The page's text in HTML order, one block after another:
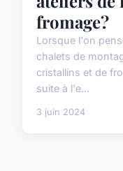
fromage?
Lorsque l'on
chalets de
cristallins et de
suite à l'e...
3 juin 2024